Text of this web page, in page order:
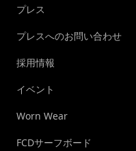
プレス
プレスへのお問い合わせ
採用情報
イベント
Worn Wear
FCDサーフボード